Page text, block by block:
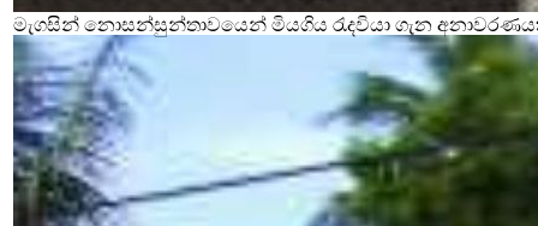
මැගසින් නොසන්සුන්තාවයෙන් මියගිය රැදවියා ගැන